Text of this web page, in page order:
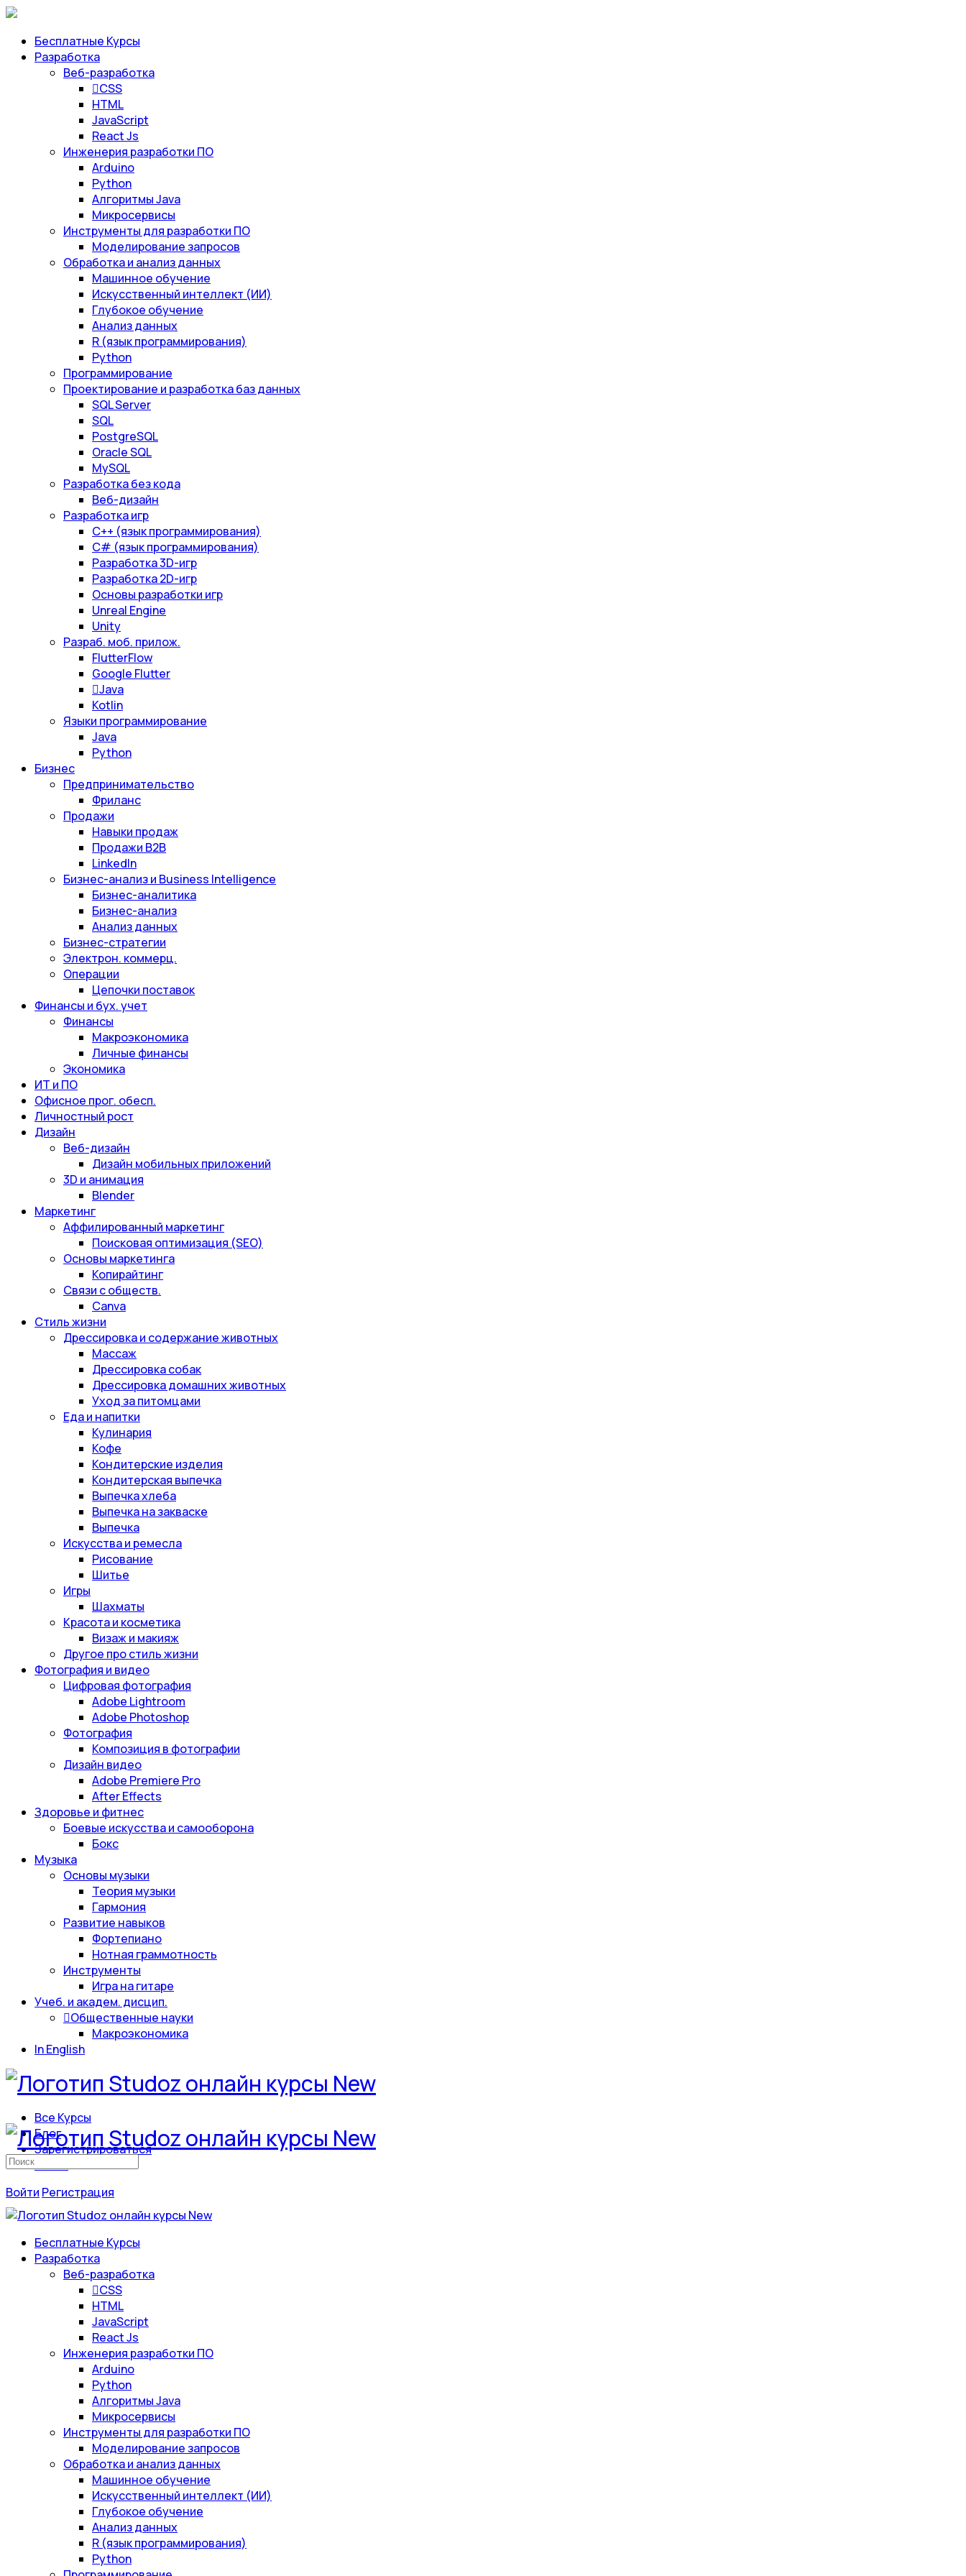
Бесплатные Курсы
Разработка
Веб-разработка
CSS
HTML
JavaScript
React Js
Инженерия разработки ПО
Arduino
Python
Алгоритмы Java
Микросервисы
Инструменты для разработки ПО
Моделирование запросов
Обработка и анализ данных
Машинное обучение
Искусственный интеллект (ИИ)
Глубокое обучение
Анализ данных
R (язык программирования)
Python
Программирование
Проектирование и разработка баз данных
SQL Server
SQL
PostgreSQL
Oracle SQL
MySQL
Разработка без кода
Веб-дизайн
Разработка игр
С++ (язык программирования)
С# (язык программирования)
Разработка 3D-игр
Разработка 2D-игр
Основы разработки игр
Unreal Engine
Unity
Разраб. моб. прилож.
FlutterFlow
Google Flutter
Java
Kotlin
Языки программирование
Java
Python
Бизнес
Предпринимательство
Фриланс
Продажи
Навыки продаж
Продажи B2B
LinkedIn
Бизнес-анализ и Business Intelligence
Бизнес-аналитика
Бизнес-анализ
Анализ данных
Бизнес-стратегии
Электрон. коммерц.
Операции
Цепочки поставок
Финансы и бух. учет
Финансы
Макроэкономика
Личные финансы
Экономика
ИТ и ПО
Офисное прог. обесп.
Личностный рост
Дизайн
Веб-дизайн
Дизайн мобильных приложений
3D и анимация
Blender
Маркетинг
Аффилированный маркетинг
Поисковая оптимизация (SEO)
Основы маркетинга
Копирайтинг
Связи с обществ.
Canva
Стиль жизни
Дрессировка и содержание животных
Массаж
Дрессировка собак
Дрессировка домашних животных
Уход за питомцами
Еда и напитки
Кулинария
Кофе
Кондитерские изделия
Кондитерская выпечка
Выпечка хлеба
Выпечка на закваске
Выпечка
Искусства и ремесла
Рисование
Шитье
Игры
Шахматы
Красота и косметика
Визаж и макияж
Другое про стиль жизни
Фотография и видео
Цифровая фотография
Adobe Lightroom
Adobe Photoshop
Фотография
Композиция в фотографии
Дизайн видео
Adobe Premiere Pro
After Effects
Здоровье и фитнес
Боевые искусства и самооборона
Бокс
Музыка
Основы музыки
Теория музыки
Гармония
Развитие навыков
Фортепиано
Нотная граммотность
Инструменты
Игра на гитаре
Учеб. и академ. дисцип.
Общественные науки
Макроэкономика
In English
Все Курсы
Блог
Зарегистрироваться
Войти
Войти Регистрация
Искать:
Бесплатные Курсы
Разработка
Веб-разработка
CSS
HTML
JavaScript
React Js
Инженерия разработки ПО
Arduino
Python
Алгоритмы Java
Микросервисы
Инструменты для разработки ПО
Моделирование запросов
Обработка и анализ данных
Машинное обучение
Искусственный интеллект (ИИ)
Глубокое обучение
Анализ данных
R (язык программирования)
Python